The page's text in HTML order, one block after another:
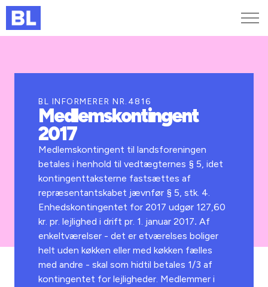
Kurser og arrangementer
Jobportalen
BL INFORMERER NR.4816
Medlemskontingent
2017
Medlemskontingent til landsforeningen
betales i henhold til vedtægternes § 5, idet
kontingenttaksterne fastsættes af
repræsentantskabet jævnfør § 5, stk. 4.
Enhedskontingentet for 2017 udgør 127,60
kr. pr. lejlighed i drift pr. 1. januar 2017. Af
enkeltværelser - det er etværelses boliger
helt uden køkken eller med køkken fælles
med andre - skal som hidtil betales 1/3 af
kontingentet for lejligheder. Medlemmer i